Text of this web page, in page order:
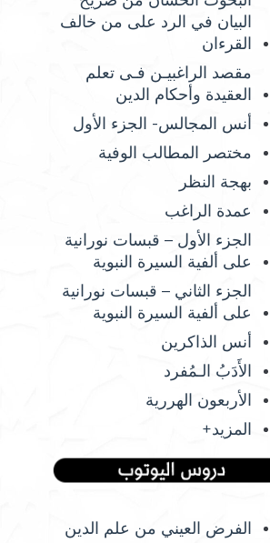
البيان في الرد على من خالف
القرءان
مقصد الراغبيـن فـى تعلم
العقيدة وأحكام الدين
أنس المجالس- الجزء الأول
مختصر المطالب الوفية
بهجة النظر
عمدة الراغب
الجزء الأول – قبسات نورانية
على ألفية السيرة النبوية
الجزء الثاني – قبسات نورانية
على ألفية السيرة النبوية
أنس الذاكرين
الأَدَبُ الـمُفرد
الأربعون الهررية
المزيد+
الفرض العيني من علم الدين